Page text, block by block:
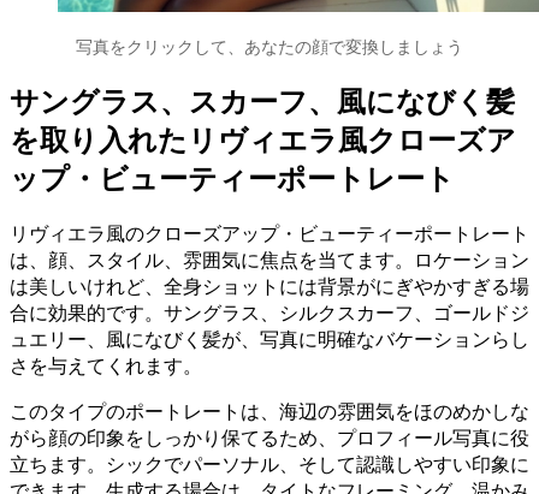
写真をクリックして、あなたの顔で変換しましょう
サングラス、スカーフ、風になびく髪
を取り入れたリヴィエラ風クローズア
ップ・ビューティーポートレート
リヴィエラ風のクローズアップ・ビューティーポートレート
は、顔、スタイル、雰囲気に焦点を当てます。ロケーション
は美しいけれど、全身ショットには背景がにぎやかすぎる場
合に効果的です。サングラス、シルクスカーフ、ゴールドジ
ュエリー、風になびく髪が、写真に明確なバケーションらし
さを与えてくれます。
このタイプのポートレートは、海辺の雰囲気をほのめかしな
がら顔の印象をしっかり保てるため、プロフィール写真に役
立ちます。シックでパーソナル、そして認識しやすい印象に